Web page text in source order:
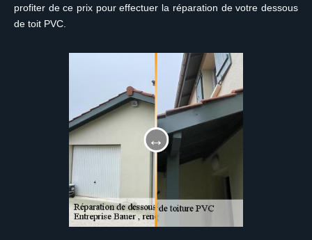
profiter de ce prix pour effectuer la réparation de votre dessous
de toit PVC.